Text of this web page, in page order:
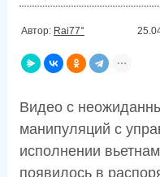
Автор: Rai77°
Видео с
манипуляций с
исполнении
появилось в